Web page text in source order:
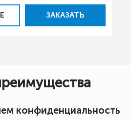
ЗАКАЗАТЬ
конфиденциальность